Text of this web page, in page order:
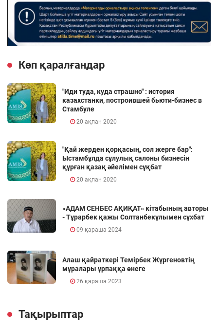
Көп қаралғандар
"Иди туда, куда страшно" : история
казахстанки, построившей бьюти-бизнес в
Стамбуле
20 ақпан 2020
"Қай жерден қорқасың, сол жерге бар":
Ыстамбұлда сұлулық салоны бизнесін
құрған қазақ әйелімен сұқбат
20 ақпан 2020
«АДАМ СЕНБЕС АҚИҚАТ» кітабының авторы
- Тұрарбек қажы Солтанбекұлымен сұхбат
09 қараша 2024
Алаш қайраткері Темірбек Жүргеновтің
мұралары ұрпаққа өнеге
26 қараша 2023
Тақырыптар